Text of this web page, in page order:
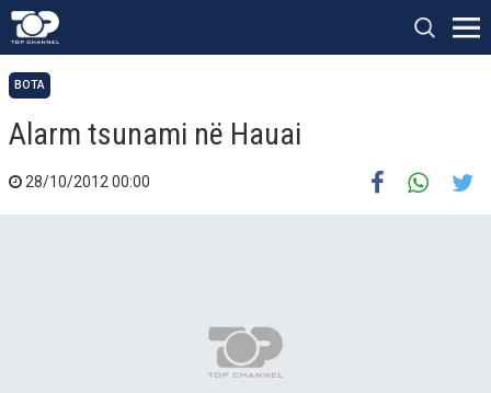
BOTA
Alarm tsunami në Hauai
28/10/2012 00:00